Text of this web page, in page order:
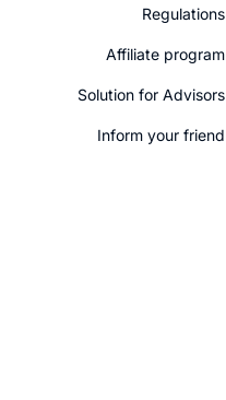
Regulations
Affiliate program
Solution for Advisors
Inform your friend